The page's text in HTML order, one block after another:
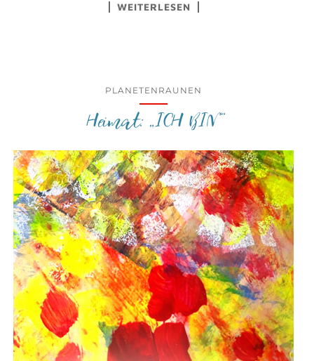
WEITERLESEN
PLANETENRAUNEN
Heimat: „ICH BIN“